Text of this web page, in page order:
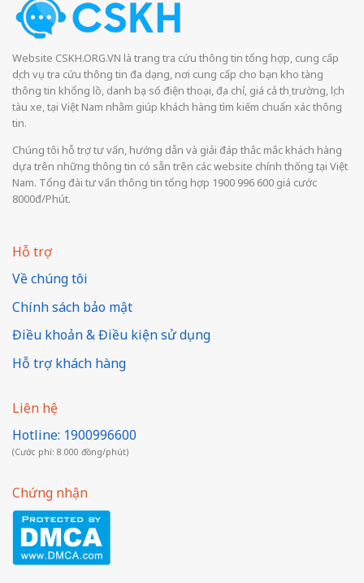
Website CSKH.ORG.VN là trang tra cứu thông tin tổng hợp, cung cấp
dịch vụ tra cứu thông tin đa dạng, nơi cung cấp cho bạn kho tàng
thông tin khổng lồ, danh bạ số điện thoại, địa chỉ, giá cả thị trường, lịch
tàu xe, tại Việt Nam nhằm giúp khách hàng tìm kiếm chuẩn xác thông
tin.
Chúng tôi hỗ trợ tư vấn, hướng dẫn và giải đáp thắc mắc khách hàng
dựa trên những thông tin có sẵn trên các website chính thống tại Việt
Nam. Tổng đài tư vấn thông tin tổng hợp 1900 996 600 giá cước
8000đ/Phút.
Hỗ trợ
Về chúng tôi
Chính sách bảo mật
Điều khoản & Điều kiện sử dụng
Hỗ trợ khách hàng
Liên hệ
Hotline: 1900996600
(Cước phí: 8.000 đồng/phút)
Chứng nhận